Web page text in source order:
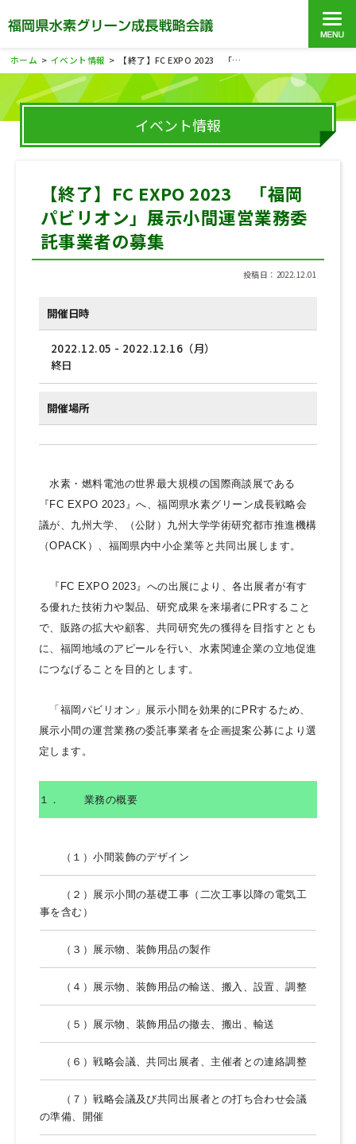
ホーム > イベント情報 > 【終了】FC EXPO 2023 「福岡パビリオン」展示小間運営業務委託事業者の募集情報
イベント情報
【終了】FC EXPO 2023 「福岡
パビリオン」展示小間運営業務委
託事業者の募集
投稿日：2022.12.01
開催日時
2022.12.05 - 2022.12.16（月）
終日
開催場所
水素・燃料電池の世界最大規模の国際商談展である
『FC EXPO 2023』へ、福岡県水素グリーン成長戦略会
議が、九州大学、（公財）九州大学学術研究都市推進機構
（OPACK）、福岡県内中小企業等と共同出展します。
『FC EXPO 2023』への出展により、各出展者が有す
る優れた技術力や製品、研究成果を来場者にPRすること
で、販路の拡大や顧客、共同研究先の獲得を目指すととも
に、福岡地域のアピールを行い、水素関連企業の立地促進
につなげることを目的とします。
「福岡パビリオン」展示小間を効果的にPRするため、
展示小間の運営業務の委託事業者を企画提案公募により選
定します。
１． 業務の概要
（１）小間装飾のデザイン
（２）展示小間の基礎工事（二次工事以降の電気工
事を含む）
（３）展示物、装飾用品の製作
（４）展示物、装飾用品の輸送、搬入、設置、調整
（５）展示物、装飾用品の撤去、搬出、輸送
（６）戦略会議、共同出展者、主催者との連絡調整
（７）戦略会議及び共同出展者との打ち合わせ会議
の準備、開催